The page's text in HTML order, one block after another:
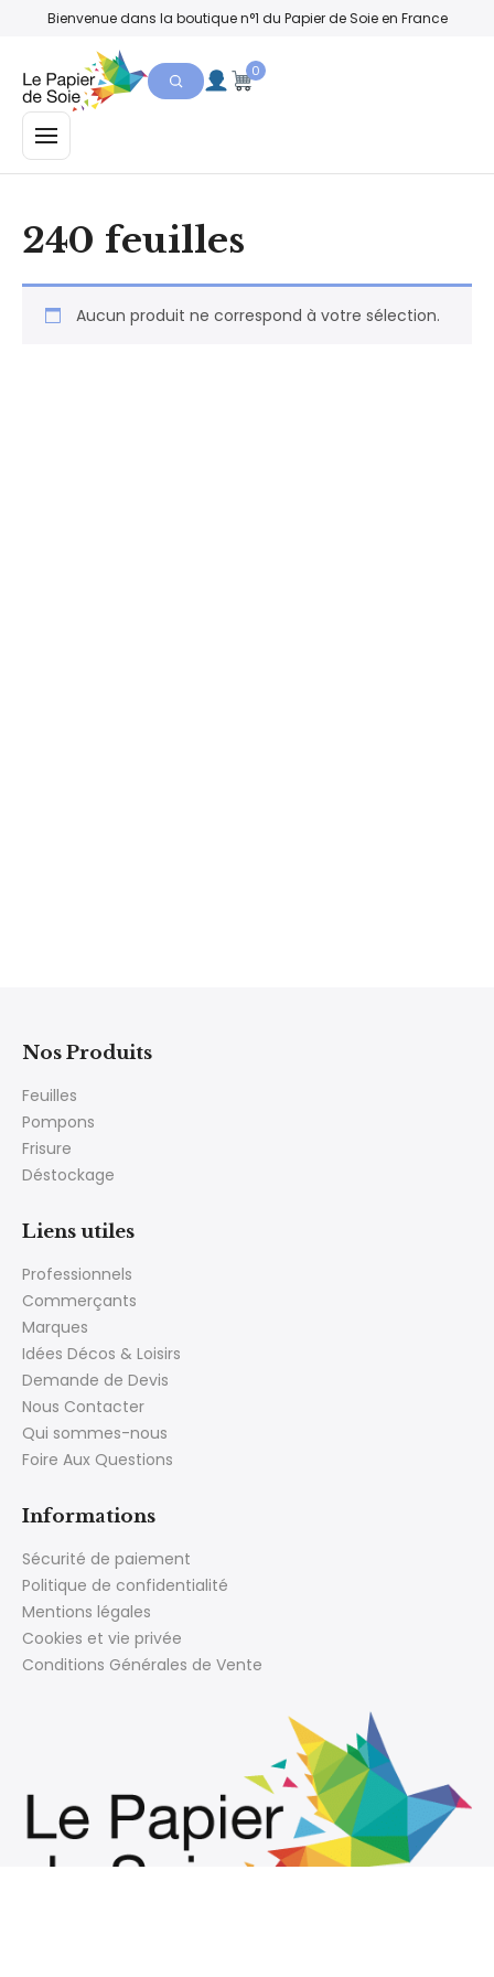
Bienvenue dans la boutique n°1 du Papier de Soie en France
MENU
0
240 feuilles
Aucun produit ne correspond à votre sélection.
Nos Produits
Feuilles
Pompons
Frisure
Déstockage
Liens utiles
Professionnels
Commerçants
Marques
Idées Décos & Loisirs
Demande de Devis
Nous Contacter
Qui sommes-nous
Foire Aux Questions
Informations
Sécurité de paiement
Politique de confidentialité
Mentions légales
Cookies et vie privée
Conditions Générales de Vente